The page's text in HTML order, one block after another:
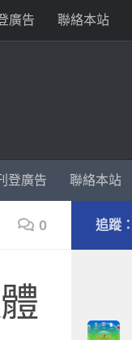
廣告 聯絡本站
登廣告 聯絡本站
0 追蹤：